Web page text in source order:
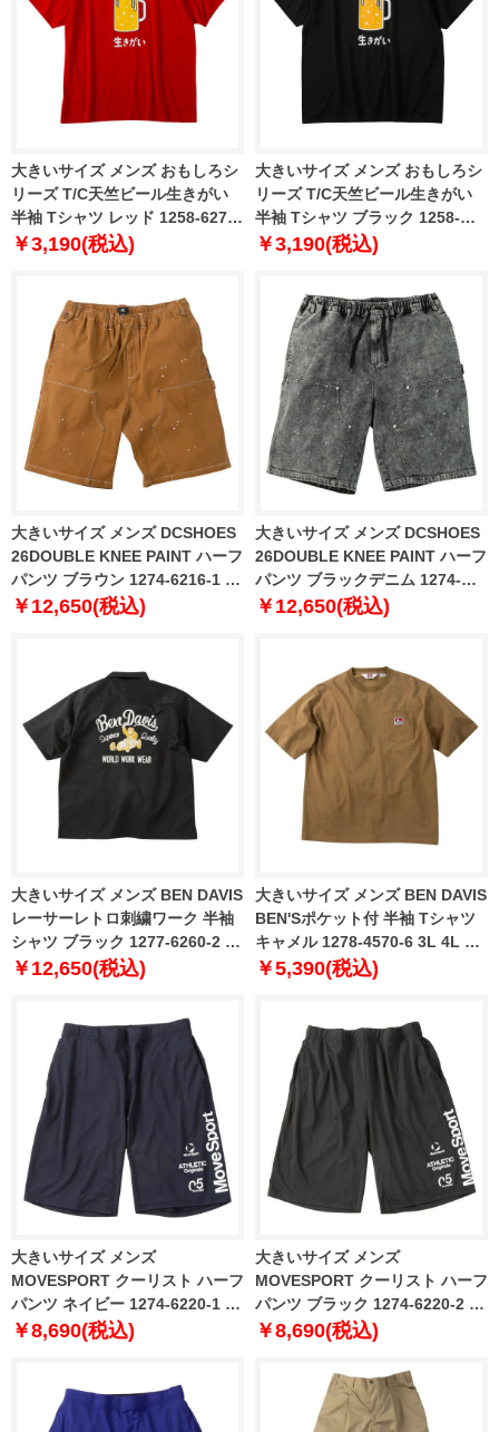
大きいサイズ メンズ おもしろシ
リーズ T/C天竺ビール生きがい
半袖 Tシャツ レッド 1258-6271-
1 3L 4L 5L 6L 8L
￥3,190(税込)
大きいサイズ メンズ おもしろシ
リーズ T/C天竺ビール生きがい
半袖 Tシャツ ブラック 1258-
6271-2 3L 4L 5L 6L 8L
￥3,190(税込)
大きいサイズ メンズ DCSHOES
26DOUBLE KNEE PAINT ハーフ
パンツ ブラウン 1274-6216-1 3L
4L 5L 6L
￥12,650(税込)
大きいサイズ メンズ DCSHOES
26DOUBLE KNEE PAINT ハーフ
パンツ ブラックデニム 1274-
6216-2 3L 4L 5L 6L
￥12,650(税込)
大きいサイズ メンズ BEN DAVIS
レーサーレトロ刺繍ワーク 半袖
シャツ ブラック 1277-6260-2 3L
4L 5L 6L
￥12,650(税込)
大きいサイズ メンズ BEN DAVIS
BEN'Sポケット付 半袖 Tシャツ
キャメル 1278-4570-6 3L 4L 5L
6L
￥5,390(税込)
大きいサイズ メンズ
MOVESPORT クーリスト ハーフ
パンツ ネイビー 1274-6220-1 3L
4L 5L 6L
￥8,690(税込)
大きいサイズ メンズ
MOVESPORT クーリスト ハーフ
パンツ ブラック 1274-6220-2 3L
4L 5L 6L
￥8,690(税込)